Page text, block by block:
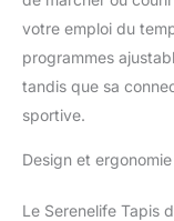
votre emploi du
programmes
tandis que sa
sportive.
Design et ergonomie
Le Serenelife Tapis